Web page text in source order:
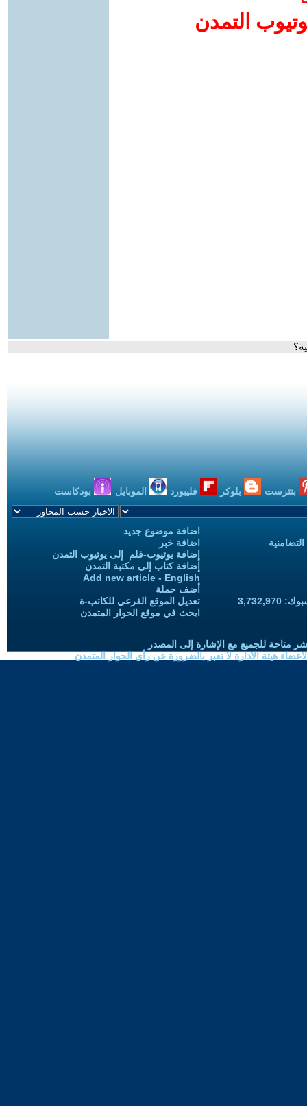
التمدن
بنترست بلوكر فليبورد الموبايل بودكاست
اضافة موضوع جديد
اضافة خبر
إضافة يوتيوب-فلم إلى يوتيوب التمدن
إضافة كتاب إلى مكتبة التمدن
Add new article - English
أضف حملة
تعديل الموقع الفرعي للكاتب-ة
ابحث في موقع الحوار المتمدن
متاحة للجميع مع الإشارة إلى المصدر
هيئة الادارة لا تعبر بالضرورة عن رأي الحوار المتمدن